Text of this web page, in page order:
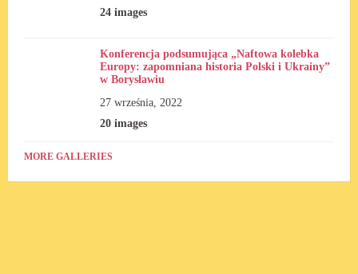
24 images
Konferencja podsumująca „Naftowa kolebka
Europy: zapomniana historia Polski i Ukrainy”
w Borysławiu
27 września, 2022
20 images
MORE GALLERIES